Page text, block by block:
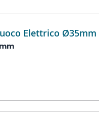
Elettrico Ø35mm